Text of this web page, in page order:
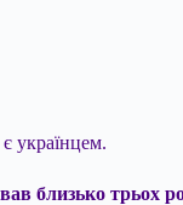
українцем.
близько трьох